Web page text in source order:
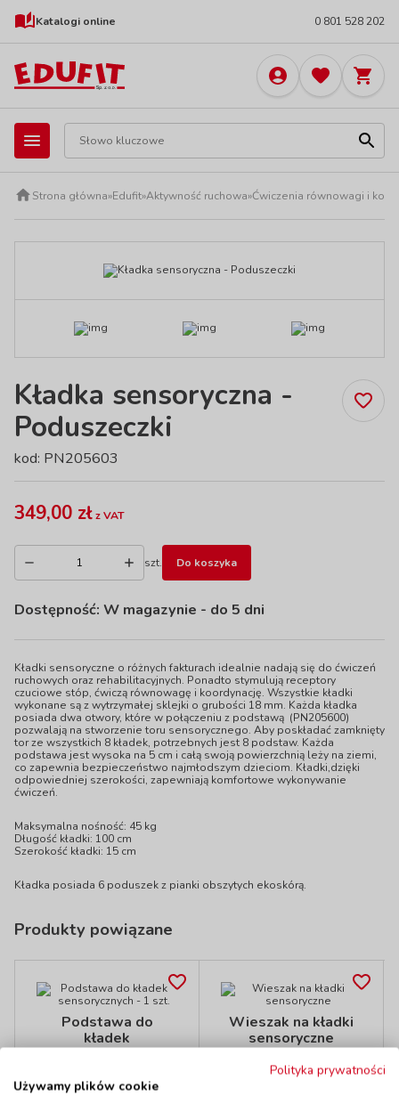
Katalogi online 0 801 528 202
Strona główna»Edufit»Aktywność ruchowa»Ćwiczenia równowagi i
Kładka sensoryczna -
Poduszeczki
kod: PN205603
349,00 złz VAT
szt. Do koszyka
Dostępność: W magazynie - do 5 dni
Kładki sensoryczne o różnych fakturach idealnie nadają się do ćwiczeń
ruchowych oraz rehabilitacyjnych. Ponadto stymulują receptory
czuciowe stóp, ćwiczą równowagę i koordynację. Wszystkie kładki
wykonane są z wytrzymałej sklejki o grubości 18 mm. Każda kładka
posiada dwa otwory, które w połączeniu z podstawą (PN205600)
pozwalają na stworzenie toru sensorycznego. Aby poskładać zamknięty
tor ze wszystkich 8 kładek, potrzebnych jest 8 podstaw. Każda
podstawa jest wysoka na 5 cm i całą swoją powierzchnią leży na ziemi,
co zapewnia bezpieczeństwo najmłodszym dzieciom. Kładki,dzięki
odpowiedniej szerokości, zapewniają komfortowe wykonywanie
ćwiczeń.
Maksymalna nośność: 45 kg
Długość kładki: 100 cm
Szerokość kładki: 15 cm
Kładka posiada 6 poduszek z pianki obszytych ekoskórą.
Produkty powiązane
Podstawa do
kładek
sensorycznych - 1
kod: PN205600
Wieszak na kładki
sensoryczne
kod: PN205609
DostępnośćW magazynie
Polityka prywatności
Używamy plików cookie